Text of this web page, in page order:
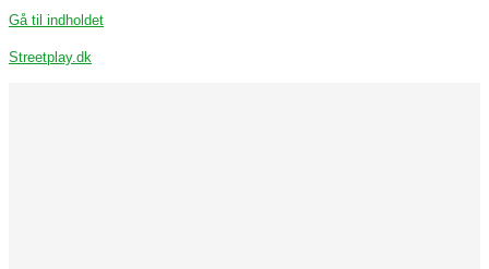
Gå til indholdet
Streetplay.dk